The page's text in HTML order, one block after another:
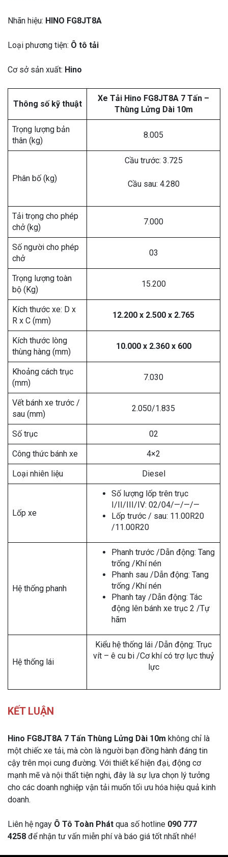
Nhãn hiệu: HINO FG8JT8A
Loại phương tiện: Ô tô tải
Cơ sở sản xuất: Hino
Thông số kỹ thuật
Xe Tải Hino FG8JT8A 7 Tấn –
Thùng Lửng Dài 10m
Trọng lượng bản
thân (kg)
8.005
Phân bố (kg)
Cầu trước: 3.725
Cầu sau: 4.280
Tải trọng cho phép
chở (kg)
7.000
Số người cho phép
chở
03
Trọng lượng toàn
bộ (Kg)
15.200
Kích thước xe: D x
R x C (mm)
12.200 x 2.500 x 2.765
Kích thước lòng
thùng hàng (mm)
10.000 x 2.360 x 600
Khoảng cách trục
(mm)
7.030
Vết bánh xe trước /
sau (mm)
2.050/1.835
Số trục 02
Công thức bánh xe 4×2
Loại nhiên liệu Diesel
Lốp xe
Số lượng lốp trên trục
I/II/III/IV: 02/04/—/—/—
Lốp trước / sau: 11.00R20
/11.00R20
Hệ thống phanh
Phanh trước /Dẫn động: Tang
trống /Khí nén
Phanh sau /Dẫn động: Tang
trống /Khí nén
Phanh tay /Dẫn động: Tác
động lên bánh xe trục 2 /Tự
hãm
Hệ thống lái
Kiểu hệ thống lái /Dẫn động: Trục
vít – ê cu bi /Cơ khí có trợ lực thuỷ
lực
KẾT LUẬN
Hino FG8JT8A 7 Tấn Thùng Lửng Dài 10m không chỉ là
một chiếc xe tải, mà còn là người bạn đồng hành đáng tin
cậy trên mọi cung đường. Với thiết kế hiện đại, động cơ
mạnh mẽ và nội thất tiện nghi, đây là sự lựa chọn lý tưởng
cho các doanh nghiệp vận tải muốn tối ưu hóa hiệu quả kinh
doanh.
Liên hệ ngay Ô Tô Toàn Phát qua số hotline 090 777
4258 để nhận tư vấn miễn phí và báo giá tốt nhất nhé!